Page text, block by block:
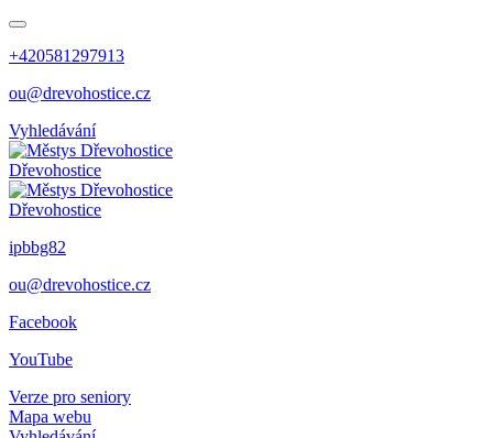
+420581297913
ou@drevohostice.cz
Vyhledávání
Dřevohostice
Dřevohostice
ipbbg82
ou@drevohostice.cz
Facebook
YouTube
Verze pro seniory
Mapa webu